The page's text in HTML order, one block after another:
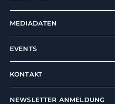
MEDIADATEN
EVENTS
KONTAKT
NEWSLETTER ANMELDUNG